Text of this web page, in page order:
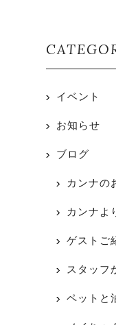
イベント
お知らせ
ブログ
カンナの
カンナよ
ゲストご
スタッフ
ペットと